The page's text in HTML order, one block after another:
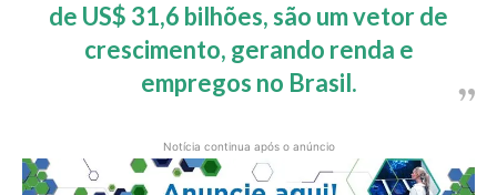
de US$ 31,6 bilhões, são um vetor de
crescimento, gerando renda e
empregos no Brasil.
Notícia continua após o anúncio